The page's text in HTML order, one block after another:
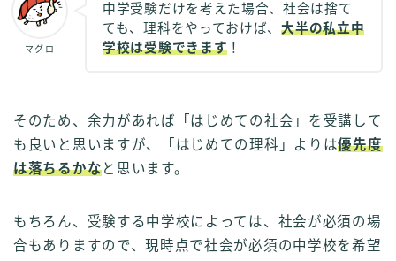
マグロ
中学受験だけを考えた場合、社会は捨て
ても、理科をやっておけば、大半の私立中
学校は受験できます ！
そのため、余力があれば「はじめての社会」を受講して
も良いと思いますが、「はじめての理科」よりは優先度
は落ちるかなと思います。
もちろん、受験する中学校によっては、社会が必須の場
合もありますので、現時点で社会が必須の中学校を希望